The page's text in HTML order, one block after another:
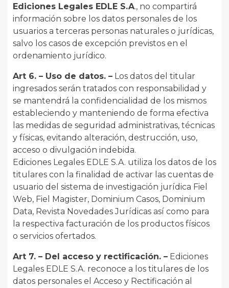
Ediciones Legales EDLE S.A., no compartirá
información sobre los datos personales de los
usuarios a terceras personas naturales o jurídicas,
salvo los casos de excepción previstos en el
ordenamiento jurídico.
Art 6. – Uso de datos. – Los datos del titular
ingresados serán tratados con responsabilidad y
se mantendrá la confidencialidad de los mismos
estableciendo y manteniendo de forma efectiva
las medidas de seguridad administrativas, técnicas
y físicas, evitando alteración, destrucción, uso,
acceso o divulgación indebida.
Ediciones Legales EDLE S.A. utiliza los datos de los
titulares con la finalidad de activar las cuentas de
usuario del sistema de investigación jurídica Fiel
Web, Fiel Magister, Dominium Casos, Dominium
Data, Revista Novedades Jurídicas así como para
la respectiva facturación de los productos físicos
o servicios ofertados.
Art 7. – Del acceso y rectificación. – Ediciones
Legales EDLE S.A. reconoce a los titulares de los
datos personales el Acceso y Rectificación al